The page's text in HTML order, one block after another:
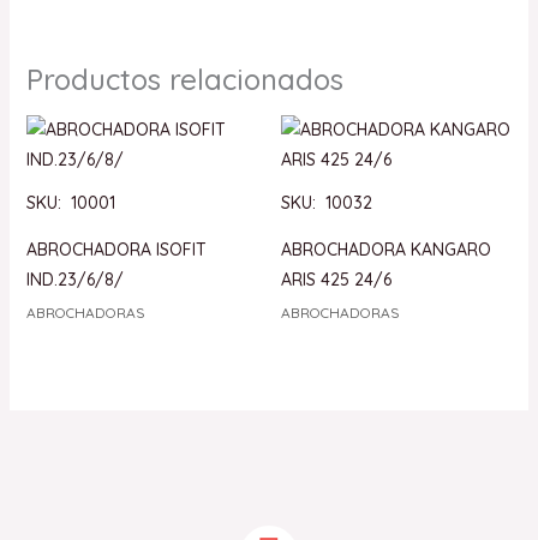
Productos relacionados
SKU: 10001
ABROCHADORA ISOFIT
IND.23/6/8/
ABROCHADORAS
SKU: 10032
ABROCHADORA KANGARO
ARIS 425 24/6
ABROCHADORAS